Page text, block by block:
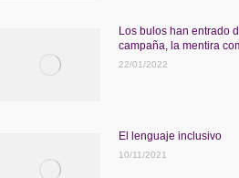
Los bulos han entrado
campaña, la mentira
22/01/2022
El lenguaje inclusivo
10/11/2021